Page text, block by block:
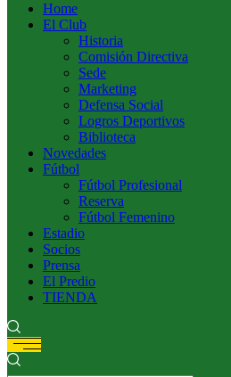
Home
El Club
Historia
Comisión Directiva
Sede
Marketing
Defensa Social
Logros Deportivos
Biblioteca
Novedades
Fútbol
Fútbol Profesional
Reserva
Fútbol Femenino
Estadio
Socios
Prensa
El Predio
TIENDA